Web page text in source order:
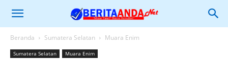
Beranda Sumatera Selatan Muara Enim
Sumatera Selatan Muara Enim